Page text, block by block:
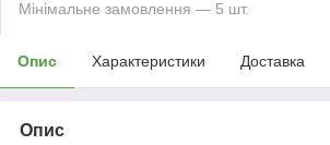
Мінімальне замовлення — 5 шт.
Опис Характеристики Доставка
Опис